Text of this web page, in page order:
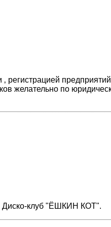
регистрацией
желательно по
Диско-клуб "ЁШКИН КОТ".